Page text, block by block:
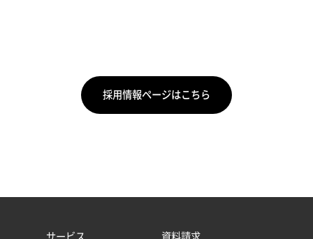
採用情報ページはこちら